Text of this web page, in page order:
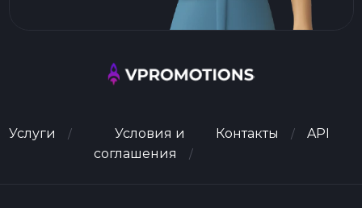
Услуги
Условия и
соглашения
Контакты API